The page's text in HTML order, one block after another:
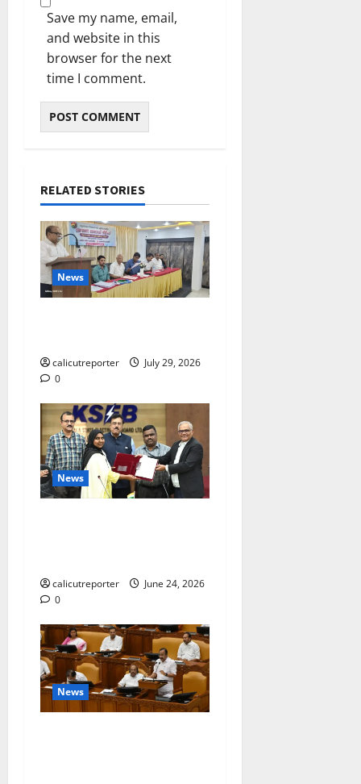
Save my name, email,
and website in this
browser for the next
time I comment.
RELATED STORIES
News
calicutreporter
July 29, 2026
0
News
calicutreporter
June 24, 2026
0
News